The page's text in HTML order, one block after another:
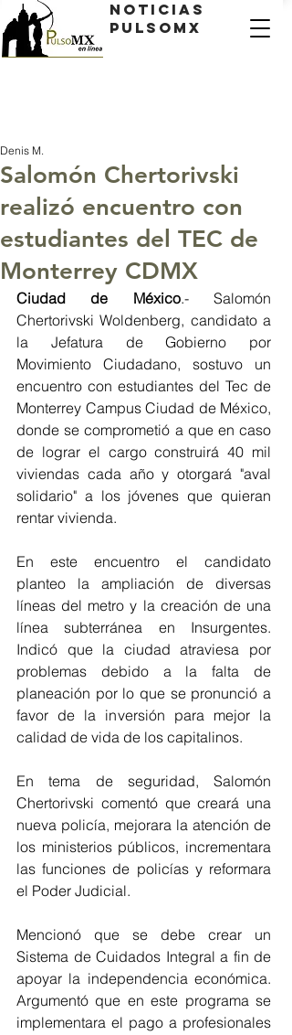
Noticias
PulsoMX
Salomón Chertorivski
realizó encuentro con
estudiantes del TEC de
Monterrey CDMX
Denis M.
Ciudad de México.- Salomón
Chertorivski Woldenberg, candidato a
la Jefatura de Gobierno por
Movimiento Ciudadano, sostuvo un
encuentro con estudiantes del Tec de
Monterrey Campus Ciudad de México,
donde se comprometió a que en caso
de lograr el cargo construirá 40 mil
viviendas cada año y otorgará "aval
solidario" a los jóvenes que quieran
rentar vivienda.
En este encuentro el candidato
planteo la ampliación de diversas
líneas del metro y la creación de una
línea subterránea en Insurgentes.
Indicó que la ciudad atraviesa por
problemas debido a la falta de
planeación por lo que se pronunció a
favor de la inversión para mejor la
calidad de vida de los capitalinos.
En tema de seguridad, Salomón
Chertorivski comentó que creará una
nueva policía, mejorara la atención de
los ministerios públicos, incrementara
las funciones de policías y reformara
el Poder Judicial.
Mencionó que se debe crear un
Sistema de Cuidados Integral a fin de
apoyar la independencia económica.
Argumentó que en este programa se
implementara el pago a profesionales